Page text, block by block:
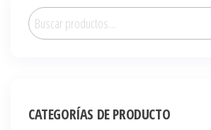
Buscar
por:
CATEGORÍAS DE PRODUCTO